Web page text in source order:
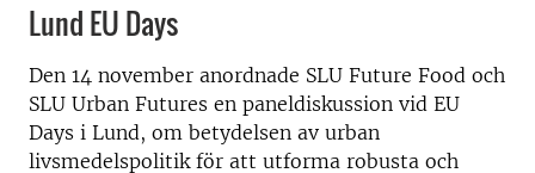
Lund EU Days
Den 14 november anordnade SLU Future Food och
SLU Urban Futures en paneldiskussion vid EU
Days i Lund, om betydelsen av urban
livsmedelspolitik för att utforma robusta och